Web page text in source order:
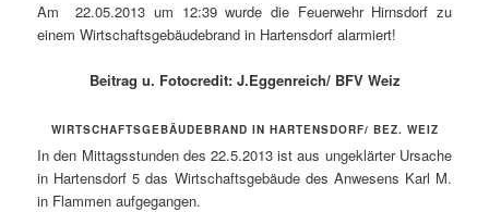
Am 22.05.2013 um 12:39 wurde die Feuerwehr Hirnsdorf zu
einem Wirtschaftsgebäudebrand in Hartensdorf alarmiert!
Beitrag u. Fotocredit: J.Eggenreich/ BFV Weiz
WIRTSCHAFTSGEBÄUDEBRAND IN HARTENSDORF/ BEZ. WEIZ
In den Mittagsstunden des 22.5.2013 ist aus ungeklärter Ursache
in Hartensdorf 5 das Wirtschaftsgebäude des Anwesens Karl M.
in Flammen aufgegangen.